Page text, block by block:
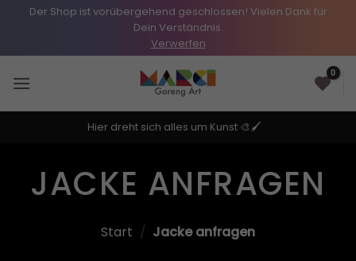
Der Shop ist vorübergehend geschlossen! Vielen Dank für
Dein Verständnis.
Verwerfen
Inhalt
0
Hier dreht sich alles um Kunst 🎨🖌️
JACKE ANFRAGEN
Start / Jacke anfragen